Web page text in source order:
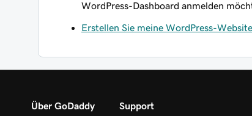
WordPress-Dashboard anmelden
Erstellen Sie meine WordPress-Website
Über GoDaddy Support